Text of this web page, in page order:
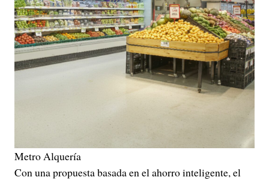
Metro Alquería
Con una propuesta basada en el ahorro inteligente, el